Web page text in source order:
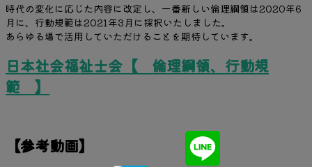
時代の変化に応じた内容に改定し、一番新しい倫理綱領は2020年6
月に、行動規範は2021年3月に採択いたしました。
あらゆる場で活用していただけることを期待しています。
日本社会福祉士会【 倫理綱領、行動規
範 】
【参考動画】